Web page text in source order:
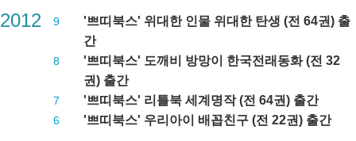
2012 9
'쁘띠북스' 위대한 인물 위대한 탄생 (전 64권) 출
간
8
'쁘띠북스' 도깨비 방망이 한국전래동화 (전 32
권) 출간
7 '쁘띠북스' 리틀북 세계명작 (전 64권) 출간
6 '쁘띠북스' 우리아이 배꼽친구 (전 22권) 출간